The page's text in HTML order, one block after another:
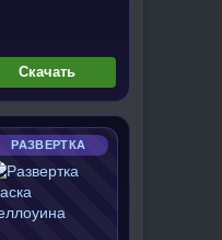
Скачать
РАЗВЕРТКА